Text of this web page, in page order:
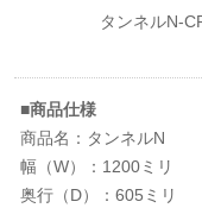
タンネルN-
■商品仕様
商品名：タンネルN
幅（W）：1200ミリ
奥行（D）：605ミリ